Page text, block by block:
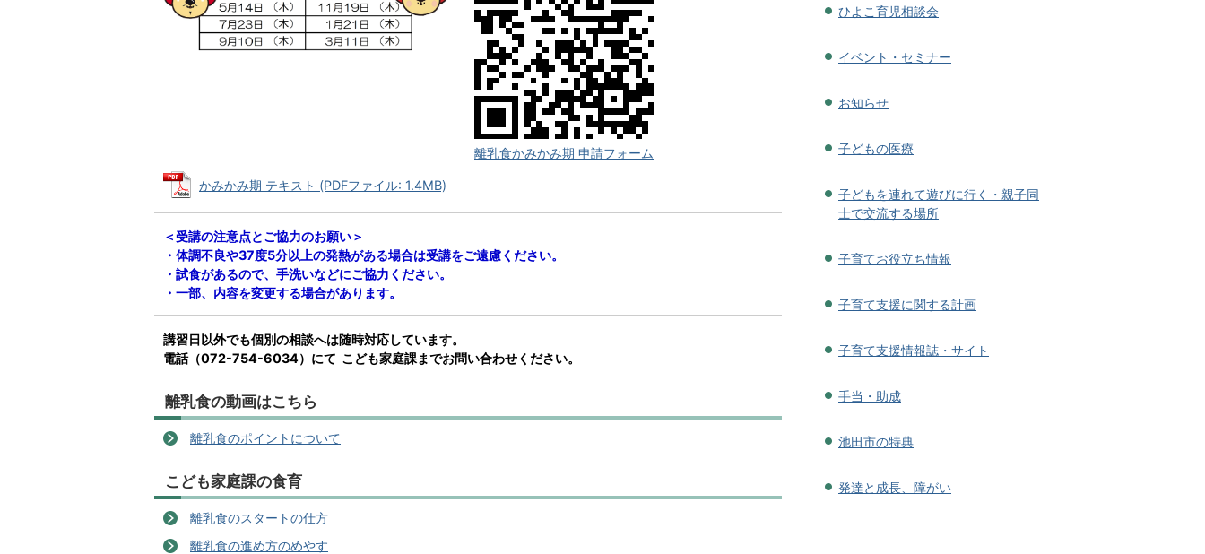
離乳食かみかみ期 申請フォーム
かみかみ期 テキスト (PDFファイル: 1.4MB)
＜受講の注意点とご協力のお願い＞
・体調不良や37度5分以上の発熱がある場合は受講をご遠慮ください。
・試食があるので、手洗いなどにご協力ください。
・一部、内容を変更する場合があります。
講習日以外でも個別の相談へは随時対応しています。
電話（072-754-6034）にて こども家庭課までお問い合わせください。
離乳食の動画はこちら
離乳食のポイントについて
こども家庭課の食育
離乳食のスタートの仕方
離乳食の進め方のめやす
ひよこ育児相談会
イベント・セミナー
お知らせ
子どもの医療
子どもを連れて遊びに行く・親子同
士で交流する場所
子育てお役立ち情報
子育て支援に関する計画
子育て支援情報誌・サイト
手当・助成
池田市の特典
発達と成長、障がい